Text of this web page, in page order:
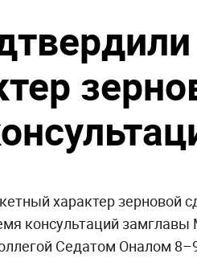
характер зерновой
консультаций
Седатом Оналом